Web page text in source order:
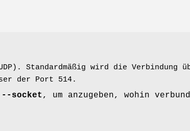
Standardmäßig wird die Verbindung
der Port 514.
--socket , um anzugeben, wohin